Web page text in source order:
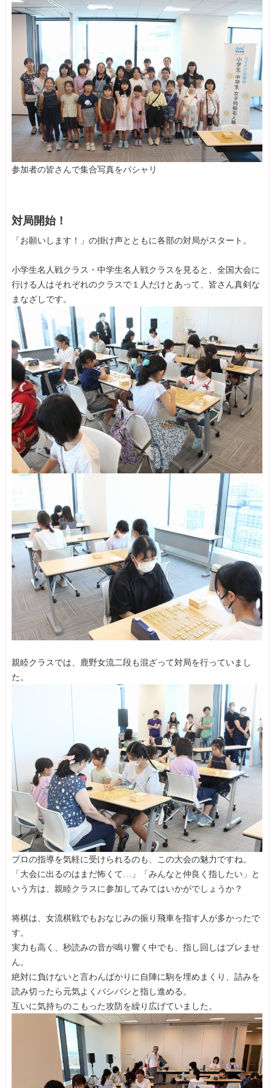
参加者の皆さんで集合写真をパシャリ
対局開始！
「お願いします！」の掛け声とともに各部の対局がスタート。
小学生名人戦クラス・中学生名人戦クラスを見ると、全国大会に
行ける人はそれぞれのクラスで１人だけとあって、皆さん真剣な
まなざしです。
親睦クラスでは、鹿野女流二段も混ざって対局を行っていまし
た。
プロの指導を気軽に受けられるのも、この大会の魅力ですね。
「大会に出るのはまだ怖くて…」「みんなと仲良く指したい」と
いう方は、親睦クラスに参加してみてはいかがでしょうか？
将棋は、女流棋戦でもおなじみの振り飛車を指す人が多かったで
す。
実力も高く、秒読みの音が鳴り響く中でも、指し回しはブレませ
ん。
絶対に負けないと言わんばかりに自陣に駒を埋めまくり、詰みを
読み切ったら元気よくバシバシと指し進める。
互いに気持ちのこもった攻防を繰り広げていました。